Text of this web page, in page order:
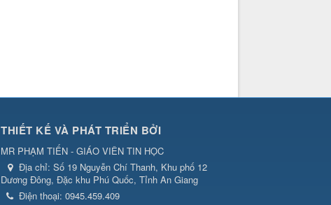
THIẾT KẾ VÀ PHÁT TRIỂN BỞI
MR PHẠM TIẾN - GIÁO VIÊN TIN HỌC
Địa chỉ: Số 19 Nguyễn Chí Thanh, Khu phố 12
Dương Đông, Đặc khu Phú Quốc, Tỉnh An Giang
Điện thoại: 0945.459.409